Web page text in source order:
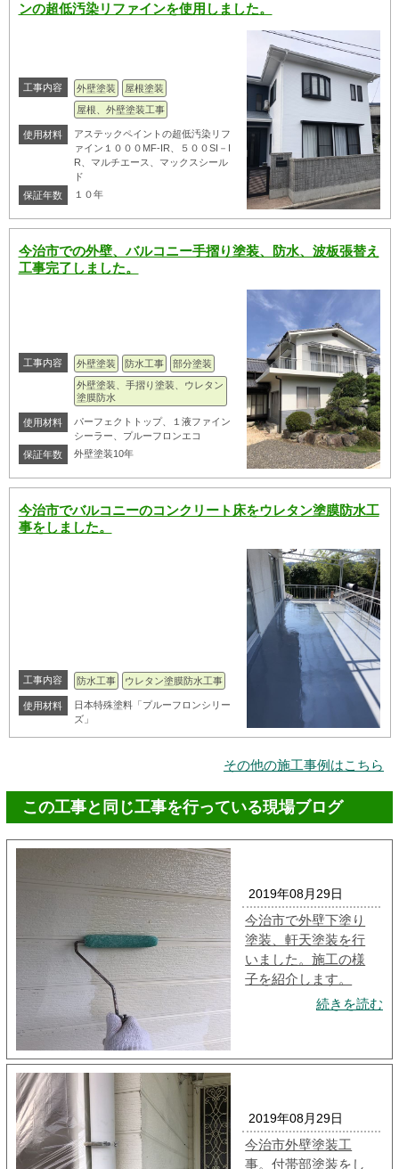
ンの超低汚染リファインを使用しました。
工事内容 外壁塗装
屋根塗装
屋根、外壁塗装工事
使用材料
アステックペイントの超低汚染リフ
ァイン１０００MF-IR、５００SI－I
R、マルチエース、マックスシール
ド
保証年数
１０年
今治市での外壁、バルコニー手摺り塗装、防水、波板張替え
工事完了しました。
工事内容 外壁塗装 防水工事
部分塗装
外壁塗装、手摺り塗装、ウレタン
塗膜防水
使用材料
パーフェクトトップ、１液ファイン
シーラー、プルーフロンエコ
保証年数
外壁塗装10年
今治市でバルコニーのコンクリート床をウレタン塗膜防水工
事をしました。
工事内容 防水工事 ウレタン塗膜防水工事
使用材料
日本特殊塗料「プルーフロンシリー
ズ」
その他の施工事例はこちら
この工事と同じ工事を行っている現場ブログ
2019年08月29日
今治市で外壁下塗り
塗装、軒天塗装を行
いました。施工の様
子を紹介します。
続きを読む
2019年08月29日
今治市外壁塗装工
事。付帯部塗装をし